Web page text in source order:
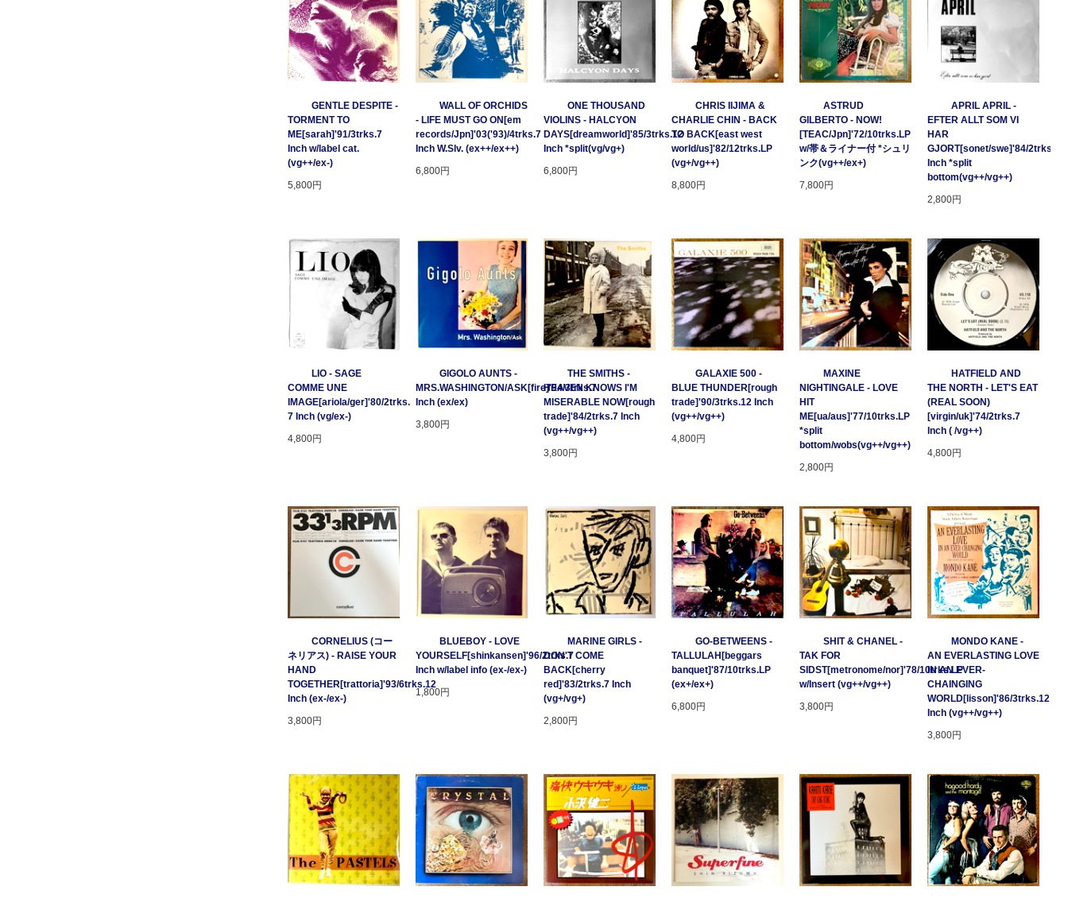
GENTLE DESPITE -
TORMENT TO
ME[sarah]'91/3trks.7
Inch w/label cat.
(vg++/ex-)
5,800円
WALL OF ORCHIDS
- LIFE MUST GO ON[em
records/Jpn]'03('93)/4trks.7
Inch W.Slv. (ex++/ex++)
6,800円
ONE THOUSAND
VIOLINS - HALCYON
DAYS[dreamworld]'85/3trks.12
Inch *split(vg/vg+)
6,800円
CHRIS IIJIMA &
CHARLIE CHIN - BACK
TO BACK[east west
world/us]'82/12trks.LP
(vg+/vg++)
8,800円
ASTRUD
GILBERTO - NOW!
[TEAC/Jpn]'72/10trks.LP
w/帯＆ライナー付 *シュリ
ンク(vg++/ex+)
7,800円
APRIL APRIL -
EFTER ALLT SOM VI
HAR
GJORT[sonet/swe]'84/2trks.7
Inch *split
bottom(vg++/vg++)
2,800円
LIO - SAGE
COMME UNE
IMAGE[ariola/ger]'80/2trks.
7 Inch (vg/ex-)
4,800円
GIGOLO AUNTS -
MRS.WASHINGTON/ASK[fire]'94/3trks.7
Inch (ex/ex)
3,800円
THE SMITHS -
HEAVEN KNOWS I'M
MISERABLE NOW[rough
trade]'84/2trks.7 Inch
(vg++/vg++)
3,800円
GALAXIE 500 -
BLUE THUNDER[rough
trade]'90/3trks.12 Inch
(vg++/vg++)
4,800円
MAXINE
NIGHTINGALE - LOVE
HIT
ME[ua/aus]'77/10trks.LP
*split
bottom/wobs(vg++/vg++)
2,800円
HATFIELD AND
THE NORTH - LET'S EAT
(REAL SOON)
[virgin/uk]'74/2trks.7
Inch ( /vg++)
4,800円
CORNELIUS (コー
ネリアス) - RAISE YOUR
HAND
TOGETHER[trattoria]'93/6trks.12
Inch (ex-/ex-)
3,800円
BLUEBOY - LOVE
YOURSELF[shinkansen]'96/2trks.7
Inch w/label info (ex-/ex-)
1,800円
MARINE GIRLS -
DON'T COME
BACK[cherry
red]'83/2trks.7 Inch
(vg+/vg+)
2,800円
GO-BETWEENS -
TALLULAH[beggars
banquet]'87/10trks.LP
(ex+/ex+)
6,800円
SHIT & CHANEL -
TAK FOR
SIDST[metronome/nor]'78/10trks.LP
w/Insert (vg++/vg++)
3,800円
MONDO KANE -
AN EVERLASTING LOVE
IN AN EVER-
CHAINGING
WORLD[lisson]'86/3trks.12
Inch (vg++/vg++)
3,800円